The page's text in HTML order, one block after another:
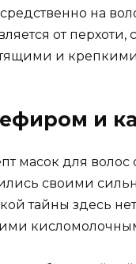
на
от
и
и
масок для
своими
тайны здесь